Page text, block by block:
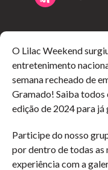
O Lilac Weekend
entretenimento
semana recheado de
Gramado! Saiba todos
edição de 2024 para
Participe do nosso
por dentro de todas
experiência com a